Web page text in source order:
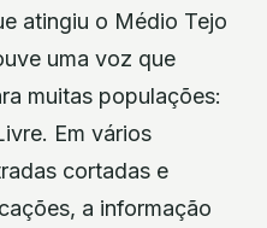
atingiu o Médio Tejo
uma voz que
muitas populações:
Em vários
cortadas e
a informação